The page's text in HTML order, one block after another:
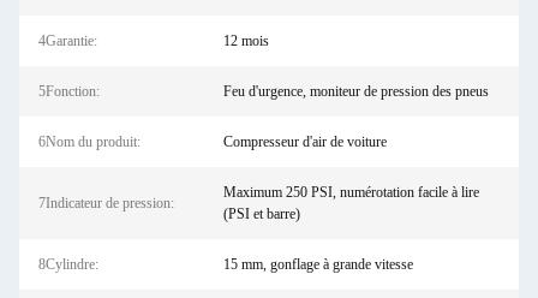
4Garantie: 12 mois
5Fonction: Feu d'urgence, moniteur de pression des pneus
6Nom du produit: Compresseur d'air de voiture
7Indicateur de pression:
Maximum 250 PSI, numérotation facile à lire
(PSI et barre)
8Cylindre: 15 mm, gonflage à grande vitesse